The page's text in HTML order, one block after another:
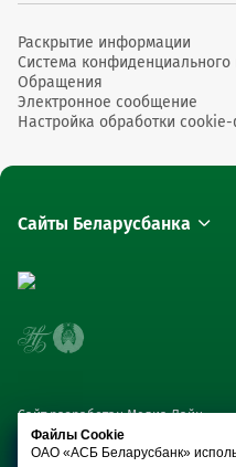
Раскрытие информации
Система
Обращения
Электронное сообщение
Настройка обработки
Сайты Беларусбанка
Сайт разработан Медиа Лайн
Файлы Cookie
ОАО «АСБ Беларусбанк»